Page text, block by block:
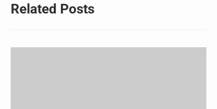
Related Posts